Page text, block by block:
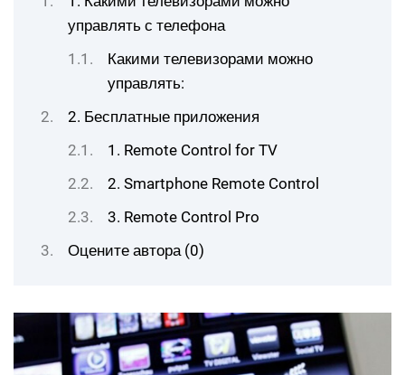
управлять с телефона
Какими телевизорами можно
управлять:
2. Бесплатные приложения
1. Remote Control for TV
2. Smartphone Remote Control
3. Remote Control Pro
Оцените автора (0)